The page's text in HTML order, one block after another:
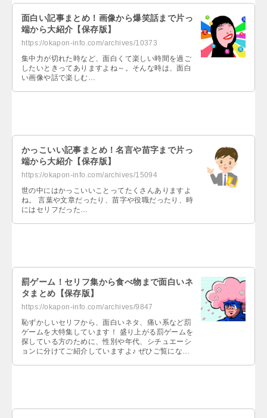
面白い記事まとめ！画像から爆笑話まで片っ
端から大紹介【保存版】
https://okapon-info.com/archives/10373
集中力が切れた時など、面白くて楽しい時間を過ご
したいときってありますよね～。そんな時は、面白
い画像や話で楽しむ…
かっこいい記事まとめ！名言や苗字まで片っ
端から大紹介【保存版】
https://okapon-info.com/archives/15094
世の中にはかっこいいことってたくさんありますよ
ね。 言葉や文章だったり、苗字や役職だったり、時
にはセリフだった…
罰ゲーム！セリフ集から食べ物まで面白いネ
タまとめ【保存版】
https://okapon-info.com/archives/9847
恥ずかしいセリフから、面白いネタ、痛い系など罰
ゲームを大特集しています！ 盛り上がる罰ゲームを
探している方のために、性別や年代、シチュエーシ
ョンに分けてご紹介していますよ♪ ぜひご覧になっ